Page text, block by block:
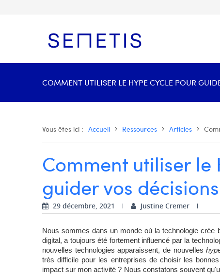
COMMENT UTILISER LE HYPE CYCLE POUR
Vous êtes ici : Accueil Ressources Articles
Comment utiliser le
guider vos
29 décembre, 2021 Justine Cremer
Nous sommes dans un monde où la technologie crée
digital, a toujours été fortement influencé par la
nouvelles technologies apparaissent, de nouvelles
très difficile pour les entreprises de choisir les
impact sur mon activité ? Nous constatons souvent